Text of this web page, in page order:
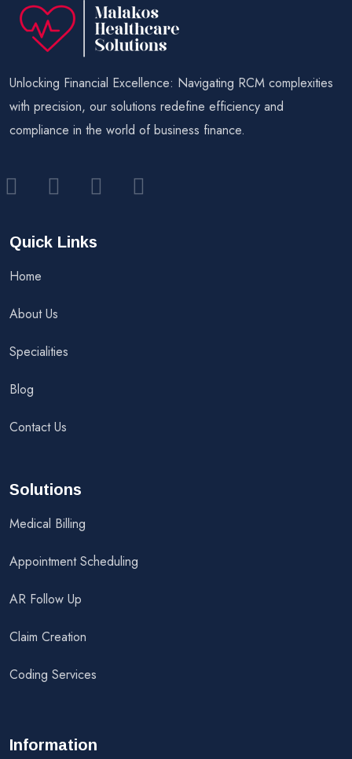
Unlocking Financial Excellence: Navigating RCM complexities
with precision, our solutions redefine efficiency and
compliance in the world of business finance.
Quick Links
Home
About Us
Specialities
Blog
Contact Us
Solutions
Medical Billing
Appointment Scheduling
AR Follow Up
Claim Creation
Coding Services
Information